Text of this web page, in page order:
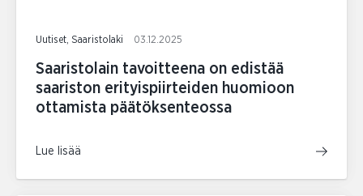
Uutiset, Saaristolaki 03.12.2025
Saaristolain tavoitteena on edistää
saariston erityispiirteiden huomioon
ottamista päätöksenteossa
Lue lisää